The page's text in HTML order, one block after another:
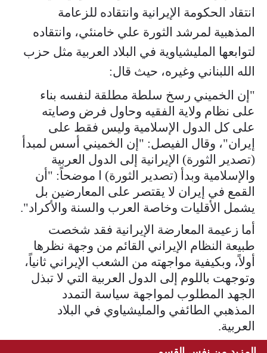
انتقاد الحكومة الإيرانية وانتقاده للزعامة
المذهبية لمرشد الثورة علي خامنئي، وانتقاده
لتوابعها المليشياوية في البلاد العربية مثل حزب
الله اللبناني وغيره، حيث قال:
"إن الخميني رسخ سلطة مطلقة لنفسه بناء
على نظام ولاية الفقيه وحاول فرض وصايته
على كل الدول الإسلامية وليس فقط على
إيران"، وقال الفيصل: "إن الخميني أسس لمبدأ
(تصدير الثورة) الإيرانية إلى الدول العربية
والإسلامية وبدأ (تصدير الثورة) ا موضحاً: "أن
القمع في إيران لا يقتصر على المعارضين بل
يشمل الأقليات وخاصة العرب والسنة والأكراد".
أما زعيمة المعارضة الإيرانية فقد شخصت
طبيعة النظام الإيراني القائم من وجهة نظرها
أولاً، وبكيفية مواجهته من الشعب الإيراني ثانياً،
وتوجهت باللوم إلى الدول العربية التي لا تبذل
الجهد المطلوب لمواجهة سياسة التمدد
المذهبي الطائفي والمليشياوي في البلاد
العربية.